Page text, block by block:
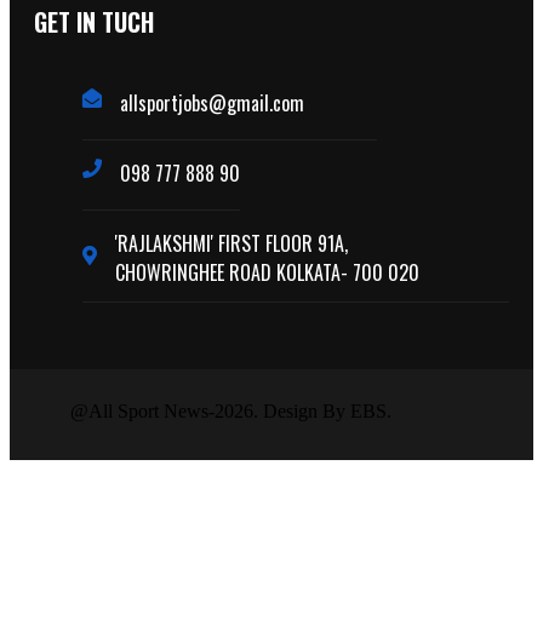
GET IN TUCH
allsportjobs@gmail.com
098 777 888 90
'RAJLAKSHMI' FIRST FLOOR 91A,
CHOWRINGHEE ROAD KOLKATA- 700 020
@All Sport News-2026. Design By EBS.